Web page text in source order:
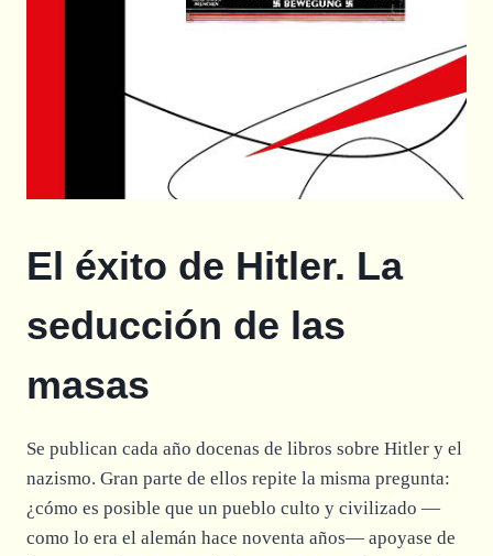
El éxito de Hitler. La
seducción de las
masas
Se publican cada año docenas de libros sobre Hitler y el
nazismo. Gran parte de ellos repite la misma pregunta:
¿cómo es posible que un pueblo culto y civilizado —
como lo era el alemán hace noventa años— apoyase de